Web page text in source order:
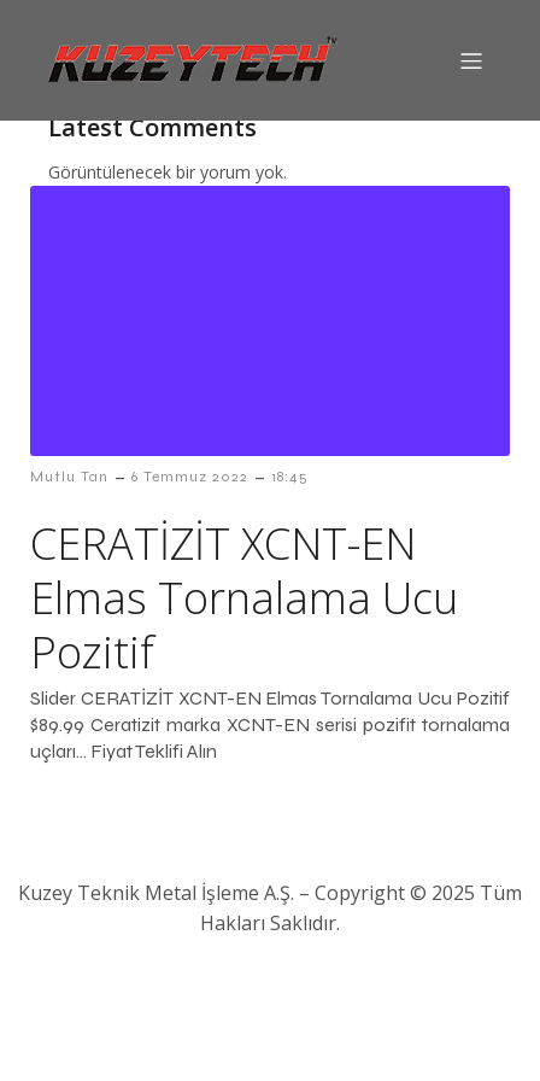
Search
Latest Comments
Görüntülenecek bir yorum yok.
Mutlu Tan – 6 Temmuz 2022 – 18:45
CERATİZİT XCNT-EN
Elmas Tornalama Ucu
Pozitif
Slider CERATİZİT XCNT-EN Elmas Tornalama Ucu Pozitif
$89.99 Ceratizit marka XCNT-EN serisi pozifit tornalama
uçları… Fiyat Teklifi Alın
Kuzey Teknik Metal İşleme A.Ş. – Copyright © 2025 Tüm
Hakları Saklıdır.